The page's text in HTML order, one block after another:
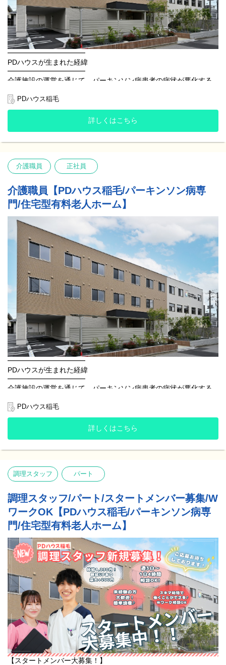
━━━━━━━━
先輩スタッフの声
━━━━━━━━
『PDハウスは残業がほとんどなく、月の平均残業時間もわずか5.7
時間ほど。
年間休日も120日あって、休みもしっかり取れます。
前職と比べて家族と過ごす時間が増えたことで、プライベートが
充実しています。』
『これまでに経験してきた病院や施設と比較すると、ご入居者様
の入居期間が長いと感じるので、お一人お一人としっかり関わる
ことができています。』
『入社した時はパーキンソン病の知識がなく不安でした。
になりました。』
る雰囲気を感じています。
看護職からは医療的観点の知識、リハビリ職からは残存機能維持
の観点の知識など、様々な知識を吸収できます。
職種間の壁にとらわれず、スタッフ全員でご入居者様を第一に考
えていきたいという方にぜひ仲間になって欲しいです。』
『産休・育休を取って復職しました。
周りのスタッフにも温かく受け入れてもらえて、家庭と仕事の両
立がしやすい環境です。
また、男性も育休を積極的に取られていて、社員の満足度向上、
働きやすい環境づくりに積極的に取り組んでいる会社だと感じて
います。』
━━━━━━━━━━━
PDハウスが生まれた経緯
━━━━━━━━━━━
介護施設の運営を通じて、パーキンソン病患者の病状が悪化する
かとのリハビリスタッフの声からPDハウスが誕生しました。
「リハビリをする機会を増やして欲しい」
「出かけたいけど1人では動けない」
「動ける時は自分で動きたい」
いくための施設です。
私たちにしかできない挑戦をこれからも続けていきます。
━━━━━━━━
PDハウスの特徴
━━━━━━━━
専門的な医療とリハビリ、介護、看護を提供しています！
●社内資格制度や研修制度、専門医監修による“PDハウスリハビリ
メソッド”の活用など、スタッフの「専門力向上」「知識向上」に
努めています。
●ご入居後に運動機能や認知機能の改善、QOLの改善を実感される
方が多くいらっしゃいます。
●ご入居者様の【平均在施設日数は3年4ヶ月】一定期間しっかりと
関わることができます。
※2019年6月にOPENしたPDハウス野芥の平均値(25年5月末時点)
━━━━━━━━
先輩スタッフの声
━━━━━━━━
『PDハウスは残業がほとんどなく、月の平均残業時間もわずか5.7
時間ほど。
年間休日も120日あって、休みもしっかり取れます。
前職と比べて家族と過ごす時間が増えたことで、プライベートが
充実しています。』
『これまでに経験してきた病院や施設と比較すると、ご入居者様
の入居期間が長いと感じるので、お一人お一としっかり関わるこ
とができています。』
『入社した時はパーキンソン病の知識がなく不安でした。
になりました。』
る雰囲気を感じています。
看護職からは医療的観点の知識、リハビリ職からは残存機能維持
の観点の知識など、様々な知識を吸収できます。
職種間の壁にとらわれず、スタッフ全員でご入居者様を第一に考
えていきたいという方にぜひ仲間になって欲しいです。』
『産休・育休を取って復職しました。
周りのスタッフにも温かく受け入れてもらえて、家庭と仕事の両
立がしやすい環境です。
また、男性も育休を積極的に取られていて、社員の満足度向上、
働きやすい環境づくりに積極的に取り組んでいる会社だと感じて
います。』
PDハウス稲毛
詳しくはこちら
介護職員 正社員
介護職員【PDハウス稲毛/パーキンソン病専
門/住宅型有料老人ホーム】
━━━━━━━━━━━
PDハウスが生まれた経緯
━━━━━━━━━━━
介護施設の運営を通じて、パーキンソン病患者の病状が悪化する
かとのリハビリスタッフの声からPDハウスが誕生しました。
「リハビリをする機会を増やして欲しい」
「出かけたいけど1人では動けない」
「動ける時は自分で動きたい」
いくための施設です。
私たちにしかできない挑戦をこれからも続けていきます。
━━━━━━━━
PDハウスの特徴
━━━━━━━━
専門知識を持つスタッフが、ご入居者様お一人お一人に合わせた
専門的な医療とリハビリ、介護、看護を提供しています！
●社内資格制度や研修制度、専門医監修による“PDハウスリハビリ
メソッド”の活用など、スタッフの「専門力向上」「知識向上」に
努めています。
●ご入居後に運動機能や認知機能の改善、QOLの改善を実感される
方が多くいらっしゃいます。
●ご入居者様の【平均在施設日数は3年4ヶ月】一定期間しっかりと
関わることができます。
※2019年6月にOPENしたPDハウス野芥の平均値(25年5月末時点)
━━━━━━━━
先輩スタッフの声
━━━━━━━━
『PDハウスは残業がほとんどなく、月の平均残業時間もわずか5.7
PDハウス稲毛
詳しくはこちら
調理スタッフ パート
調理スタッフ/パート/スタートメンバー募集/W
ワークOK【PDハウス稲毛/パーキンソン病専
門/住宅型有料老人ホーム】
【スタートメンバー大募集！】